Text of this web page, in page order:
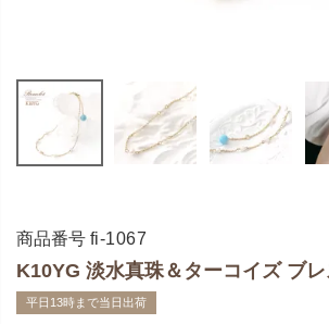
商品番号 fi-1067
K10YG 淡水真珠＆ターコイズ ブレ
平日13時まで当日出荷